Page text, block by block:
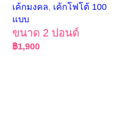
เค้กมงคล, เค้กโฟโต้ 100
แบบ
ขนาด 2 ปอนด์
฿1,900